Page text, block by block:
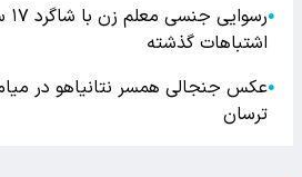
●
اشتباهات گذشته
●عکس جنجالی همسر نتانیاهو در
ترسان